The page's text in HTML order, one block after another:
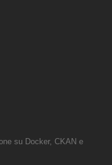
su Docker, CKAN e